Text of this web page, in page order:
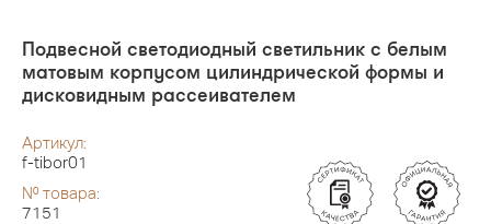
Подвесной светодиодный светильник с белым
матовым корпусом цилиндрической формы и
дисковидным рассеивателем
Артикул:
f-tibor01
№ товара:
7151